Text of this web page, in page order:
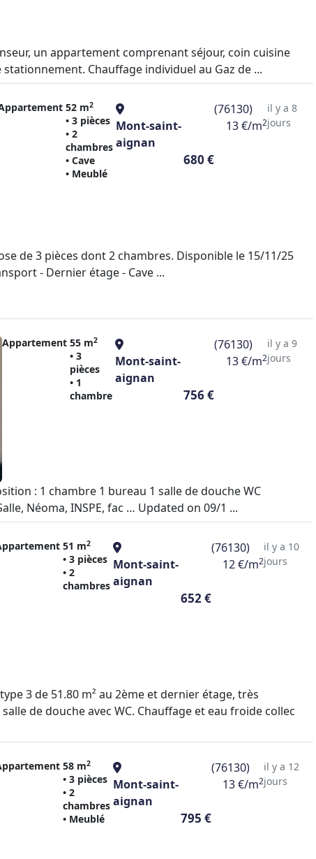
un appartement comprenant séjour, coin cuisine
Chauffage individuel au Gaz de ...
52 m2
• 3 pièces
• 2
chambres
• Cave
• Meublé
Mont-saint-
aignan
680 €
(76130)
13 €/m2
il y a 8
jours
de 3 pièces dont 2 chambres. Disponible le 15/11/25
- Dernier étage - Cave ...
Appartement 55 m2
• 3
pièces
• 1
chambre
Mont-saint-
aignan
756 €
(76130)
13 €/m2
il y a 9
jours
: 1 chambre 1 bureau 1 salle de douche WC
Néoma, INSPE, fac … Updated on 09/1 ...
51 m2
• 3 pièces
• 2
chambres
Mont-saint-
aignan
652 €
(76130)
12 €/m2
il y a 10
jours
3 de 51.80 m² au 2ème et dernier étage, très
de douche avec WC. Chauffage et eau froide collec
58 m2
• 3 pièces
• 2
chambres
• Meublé
Mont-saint-
aignan
795 €
(76130)
13 €/m2
il y a 12
jours